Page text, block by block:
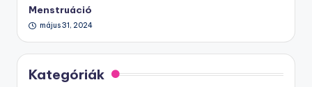
Menstruáció
május 31, 2024
Kategóriák